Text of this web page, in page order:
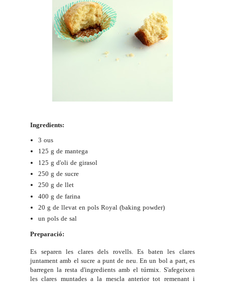
Ingredients:
3 ous
125 g de mantega
125 g d'oli de girasol
250 g de sucre
250 g de llet
400 g de farina
20 g de llevat en pols Royal (baking powder)
un pols de sal
Preparació:
Es separen les clares dels rovells. Es baten les clares
juntament amb el sucre a punt de neu. En un bol a part, es
barregen la resta d'ingredients amb el túrmix. S'afegeixen
les clares muntades a la mescla anterior tot remenant i